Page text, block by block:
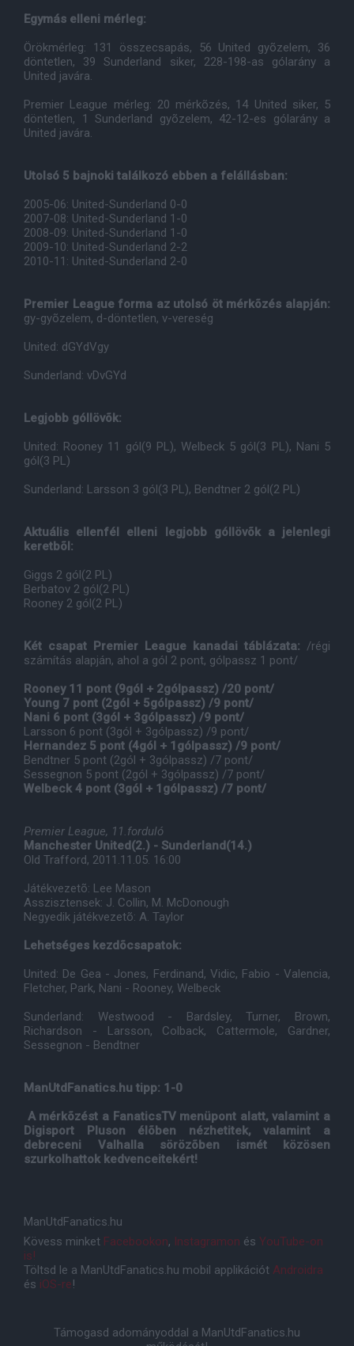
Egymás elleni mérleg:
Örökmérleg: 131 összecsapás, 56 United gyõzelem, 36
döntetlen, 39 Sunderland siker, 228-198-as gólarány a
United javára.
Premier League mérleg: 20 mérkõzés, 14 United siker, 5
döntetlen, 1 Sunderland gyõzelem, 42-12-es gólarány a
United javára.
Utolsó 5 bajnoki találkozó ebben a felállásban:
2005-06: United-Sunderland 0-0
2007-08: United-Sunderland 1-0
2008-09: United-Sunderland 1-0
2009-10: United-Sunderland 2-2
2010-11: United-Sunderland 2-0
Premier League forma az utolsó öt mérkõzés alapján:
gy-gyõzelem, d-döntetlen, v-vereség
United: dGYdVgy
Sunderland: vDvGYd
Legjobb góllövõk:
United: Rooney 11 gól(9 PL), Welbeck 5 gól(3 PL), Nani 5
gól(3 PL)
Sunderland: Larsson 3 gól(3 PL), Bendtner 2 gól(2 PL)
Aktuális ellenfél elleni legjobb góllövõk a jelenlegi
keretbõl:
Giggs 2 gól(2 PL)
Berbatov 2 gól(2 PL)
Rooney 2 gól(2 PL)
Két csapat Premier League kanadai táblázata: /régi
számítás alapján, ahol a gól 2 pont, gólpassz 1 pont/
Rooney 11 pont (9gól + 2gólpassz) /20 pont/
Young 7 pont (2gól + 5gólpassz) /9 pont/
Nani 6 pont (3gól + 3gólpassz) /9 pont/
Larsson 6 pont (3gól + 3gólpassz) /9 pont/
Hernandez 5 pont (4gól + 1gólpassz) /9 pont/
Bendtner 5 pont (2gól + 3gólpassz) /7 pont/
Sessegnon 5 pont (2gól + 3gólpassz) /7 pont/
Welbeck 4 pont (3gól + 1gólpassz) /7 pont/
Premier League, 11.forduló
Manchester United(2.) - Sunderland(14.)
Old Trafford, 2011.11.05. 16:00
Játékvezetõ: Lee Mason
Asszisztensek: J. Collin, M. McDonough
Negyedik játékvezetõ: A. Taylor
Lehetséges kezdõcsapatok:
United: De Gea - Jones, Ferdinand, Vidic, Fabio - Valencia,
Fletcher, Park, Nani - Rooney, Welbeck
Sunderland: Westwood - Bardsley, Turner, Brown,
Richardson - Larsson, Colback, Cattermole, Gardner,
Sessegnon - Bendtner
ManUtdFanatics.hu tipp: 1-0
A mérkõzést a FanaticsTV menüpont alatt, valamint a
Digisport Pluson élõben nézhetitek, valamint a
debreceni Valhalla sörözõben ismét közösen
szurkolhattok kedvenceitekért!
ManUtdFanatics.hu
Kövess minket Facebookon, Instagramon és YouTube-on
is!
Töltsd le a ManUtdFanatics.hu mobil applikációt Androidra
és iOS-re!
Támogasd adományoddal a ManUtdFanatics.hu